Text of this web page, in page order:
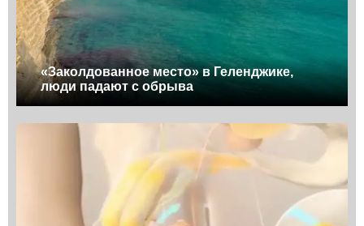
«Заколдованное место» в Геленджике,
люди падают с обрыва